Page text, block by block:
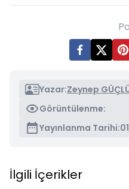
Yazar:Zeynep
Görüntülenme:
Yayınlanma Tarihi:
İlgili İçerikler